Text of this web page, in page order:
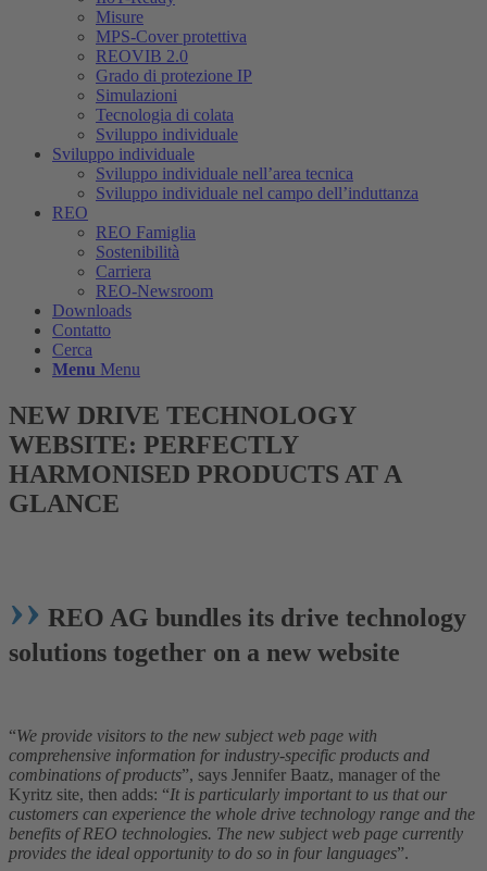
Misure
MPS-Cover protettiva
REOVIB 2.0
Grado di protezione IP
Simulazioni
Tecnologia di colata
Sviluppo individuale
Sviluppo individuale
Sviluppo individuale nell’area tecnica
Sviluppo individuale nel campo dell’induttanza
REO
REO Famiglia
Sostenibilità
Carriera
REO-Newsroom
Downloads
Contatto
Cerca
Menu Menu
NEW DRIVE TECHNOLOGY
WEBSITE: PERFECTLY
HARMONISED PRODUCTS AT A
GLANCE
›› REO AG bundles its drive technology
solutions together on a new website
“We provide visitors to the new subject web page with
comprehensive information for industry-specific products and
combinations of products”, says Jennifer Baatz, manager of the
Kyritz site, then adds: “It is particularly important to us that our
customers can experience the whole drive technology range and the
benefits of REO technologies. The new subject web page currently
provides the ideal opportunity to do so in four languages”.